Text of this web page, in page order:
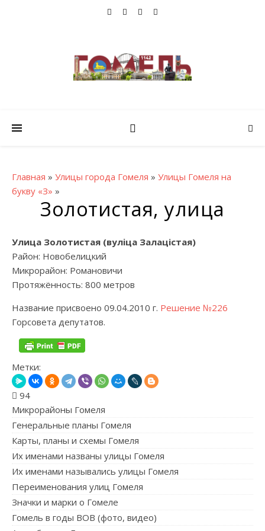
Главная » Улицы города Гомеля » Улицы Гомеля на
букву «З» »
Золотистая, улица
Улица Золотистая (вулiца Залацістая)
Район: Новобелицкий
Микрорайон: Романовичи
Протяжённость: 800 метров
Название присвоено 09.04.2010 г. Решение №226
Горсовета депутатов.
Метки:
94
Микрорайоны Гомеля
Генеральные планы Гомеля
Карты, планы и схемы Гомеля
Их именами названы улицы Гомеля
Их именами назывались улицы Гомеля
Переименования улиц Гомеля
Значки и марки о Гомеле
Гомель в годы ВОВ (фото, видео)